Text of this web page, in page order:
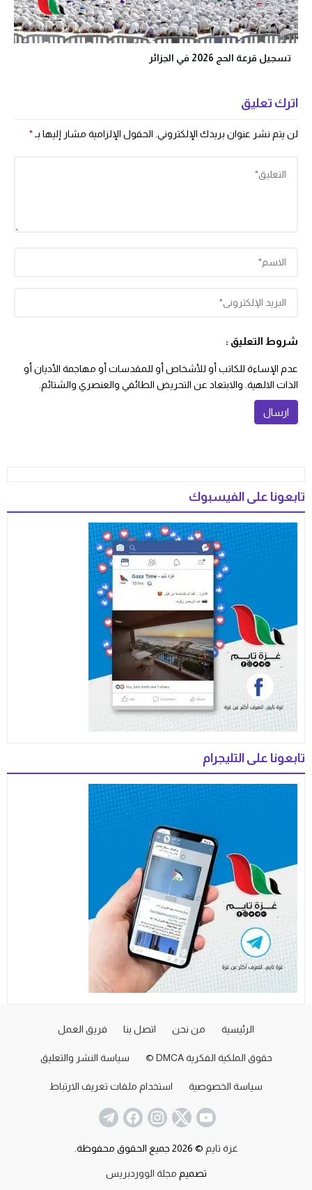
تسجيل قرعة الحج 2026 في الجزائر
اترك تعليق
لن يتم نشر عنوان بريدك الإلكتروني. الحقول الإلزامية مشار إليها بـ *
شروط التعليق :
عدم الإساءة للكاتب أو للأشخاص أو للمقدسات أو مهاجمة الأديان أو
الذات الالهية. والابتعاد عن التحريض الطائفي والعنصري والشتائم.
تابعونا على الفيسبوك
تابعونا على التليجرام
الرئيسية من نحن اتصل بنا فريق العمل
حقوق الملكية الفكرية DMCA © سياسة النشر والتعليق
سياسة الخصوصية استخدام ملفات تعريف الارتباط
غزة تايم © 2026 جميع الحقوق محفوظة.
تصميم مجلة الووردبريس